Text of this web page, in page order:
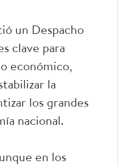
un Despacho
clave para
económico,
la
los grandes
nacional.
en los